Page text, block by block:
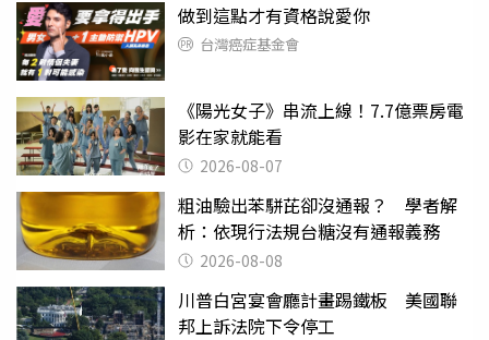
做到這點才有資格說愛你
台灣癌症基金會
《陽光女子》串流上線！7.7億票房電
影在家就能看
2026-08-07
粗油驗出苯駢芘卻沒通報？ 學者解
析：依現行法規台糖沒有通報義務
2026-08-08
川普白宮宴會廳計畫踢鐵板 美國聯
邦上訴法院下令停工